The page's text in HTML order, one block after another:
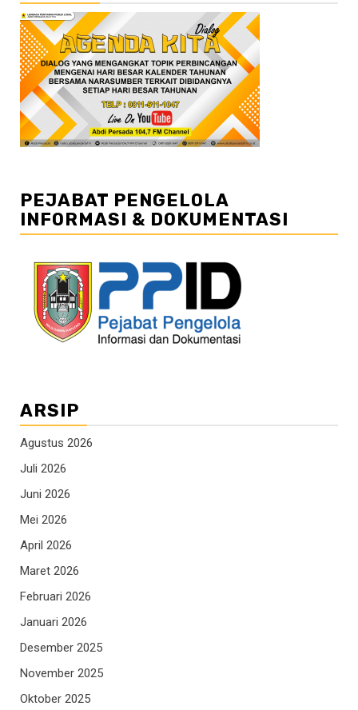
PEJABAT PENGELOLA
INFORMASI & DOKUMENTASI
ARSIP
Agustus 2026
Juli 2026
Juni 2026
Mei 2026
April 2026
Maret 2026
Februari 2026
Januari 2026
Desember 2025
November 2025
Oktober 2025